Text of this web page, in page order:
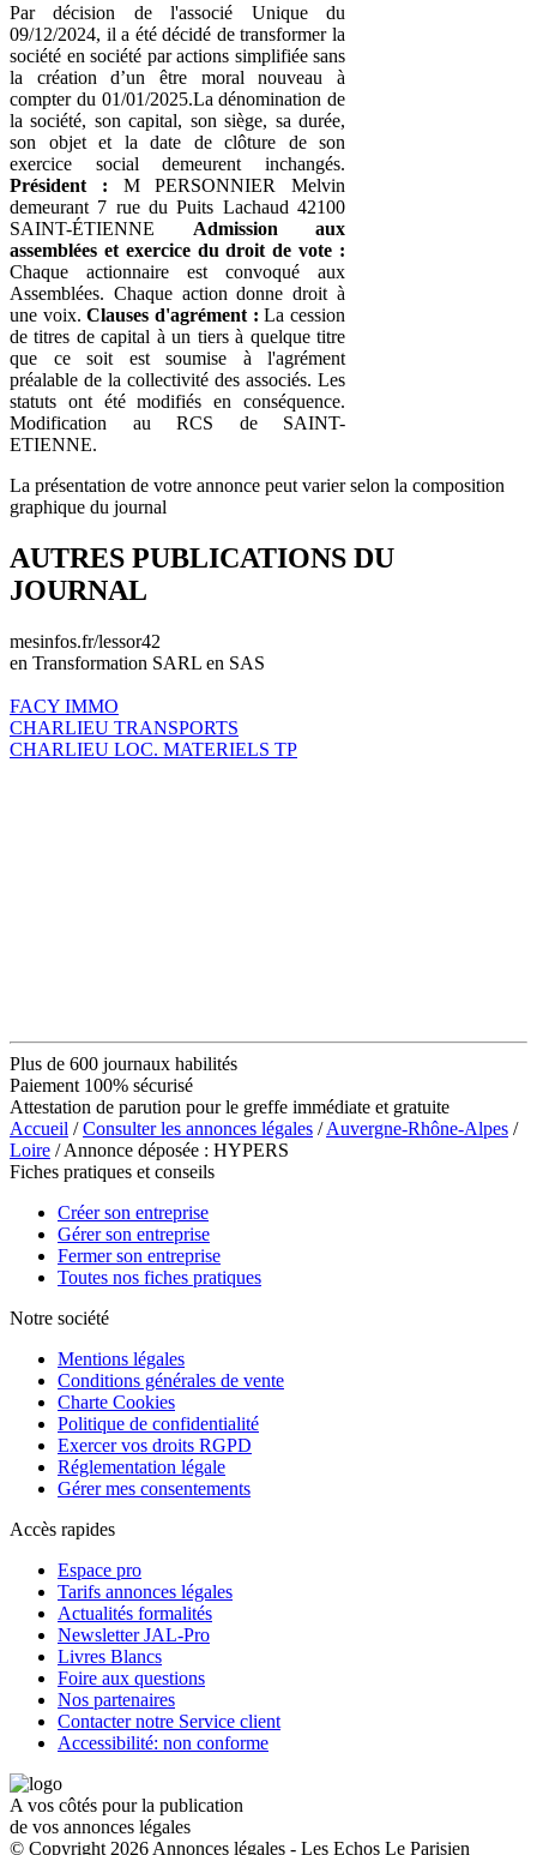
Par décision de l'associé Unique du
09/12/2024, il a été décidé de transformer la
société en société par actions simplifiée sans
la création d’un être moral nouveau à
compter du 01/01/2025.La dénomination de
la société, son capital, son siège, sa durée,
son objet et la date de clôture de son
exercice social demeurent inchangés.
Président : M PERSONNIER Melvin
demeurant 7 rue du Puits Lachaud 42100
SAINT-ÉTIENNE Admission aux
assemblées et exercice du droit de vote :
Chaque actionnaire est convoqué aux
Assemblées. Chaque action donne droit à
une voix.Clauses d'agrément : La cession
de titres de capital à un tiers à quelque titre
que ce soit est soumise à l'agrément
préalable de la collectivité des associés. Les
statuts ont été modifiés en conséquence.
Modification au RCS de SAINT-
ETIENNE.
La présentation de votre annonce peut varier selon la composition
graphique du journal
AUTRES PUBLICATIONS DU
JOURNAL
mesinfos.fr/lessor42
en Transformation SARL en SAS
FACY IMMO
CHARLIEU TRANSPORTS
CHARLIEU LOC. MATERIELS TP
Plus de 600 journaux habilités
Paiement 100% sécurisé
Attestation de parution pour le greffe immédiate et gratuite
Accueil /Consulter les annonces légales /Auvergne-Rhône-Alpes /
Loire / Annonce déposée : HYPERS
Fiches pratiques et conseils
Créer son entreprise
Gérer son entreprise
Fermer son entreprise
Toutes nos fiches pratiques
Notre société
Mentions légales
Conditions générales de vente
Charte Cookies
Politique de confidentialité
Exercer vos droits RGPD
Réglementation légale
Gérer mes consentements
Accès rapides
Espace pro
Tarifs annonces légales
Actualités formalités
Newsletter JAL-Pro
Livres Blancs
Foire aux questions
Nos partenaires
Contacter notre Service client
Accessibilité: non conforme
A vos côtés pour la publication
de vos annonces légales
© Copyright 2026 Annonces légales - Les Echos Le Parisien